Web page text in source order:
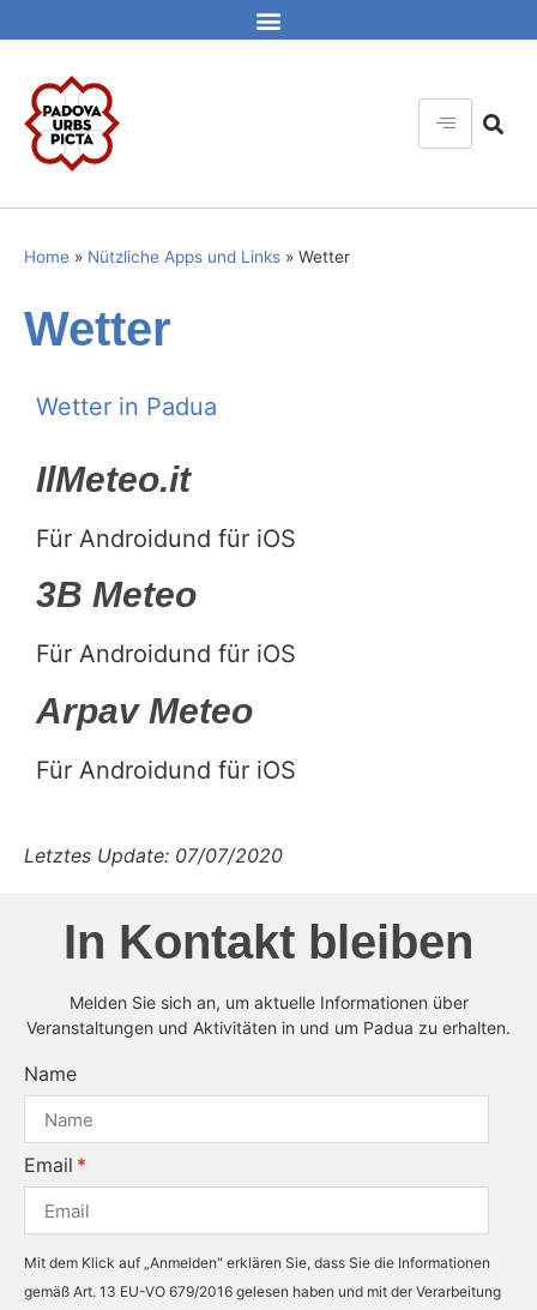
Home » Nützliche Apps und Links » Wetter
Wetter
Wetter in Padua
IlMeteo.it
Für Androidund für iOS
3B Meteo
Für Androidund für iOS
Arpav Meteo
Für Androidund für iOS
Letztes Update: 07/07/2020
In Kontakt bleiben
Melden Sie sich an, um aktuelle Informationen über
Veranstaltungen und Aktivitäten in und um Padua zu erhalten.
Name
Email
Mit dem Klick auf „Anmelden" erklären Sie, dass Sie die Informationen
gemäß Art. 13 EU-VO 679/2016 gelesen haben und mit der Verarbeitung